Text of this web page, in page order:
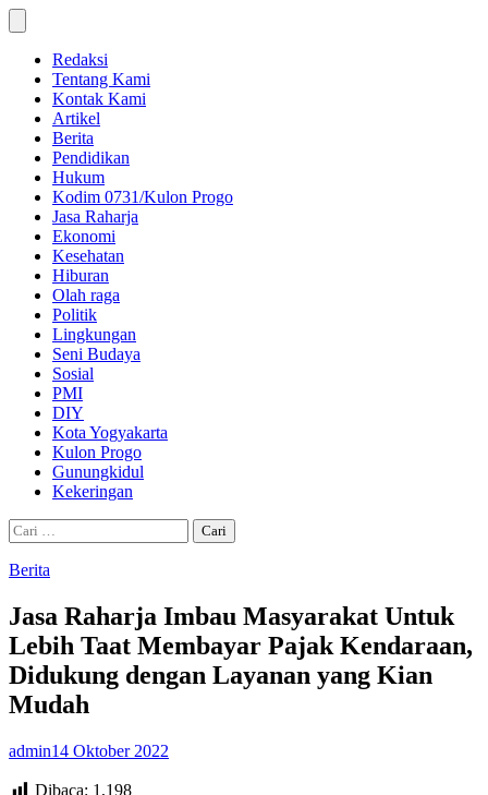
Skip
to
contentRedaksi
Tentang Kami
Kontak Kami
Artikel
Berita
Pendidikan
Hukum
Kodim 0731/Kulon Progo
Jasa Raharja
Ekonomi
Kesehatan
Hiburan
Olah raga
Politik
Lingkungan
Seni Budaya
Sosial
PMI
DIY
Kota Yogyakarta
Kulon Progo
Gunungkidul
Kekeringan
Cari
untuk:
Berita
Jasa Raharja Imbau Masyarakat Untuk
Lebih Taat Membayar Pajak Kendaraan,
Didukung dengan Layanan yang Kian
Mudah
admin14 Oktober 2022
Dibaca: 1,198